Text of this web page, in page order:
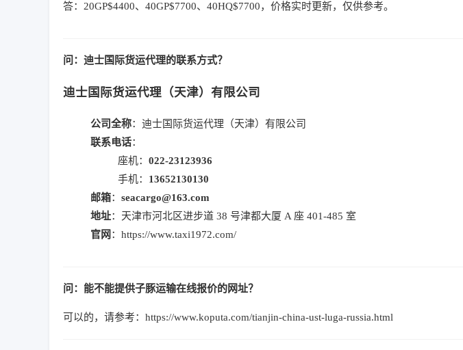
答：20GP$4400、40GP$7700、40HQ$7700，价格实时更新，仅供参考。
问：迪士国际货运代理的联系方式？
迪士国际货运代理（天津）有限公司
公司全称：迪士国际货运代理（天津）有限公司
联系电话：
座机： 022-23123936
手机： 13652130130
邮箱： seacargo@163.com
地址：天津市河北区进步道 38 号津都大厦 A 座 401-485 室
官网 ：https://www.taxi1972.com/
问：能不能提供子豚运输在线报价的网址？
可以的，请参考：https://www.koputa.com/tianjin-china-ust-luga-russia.html